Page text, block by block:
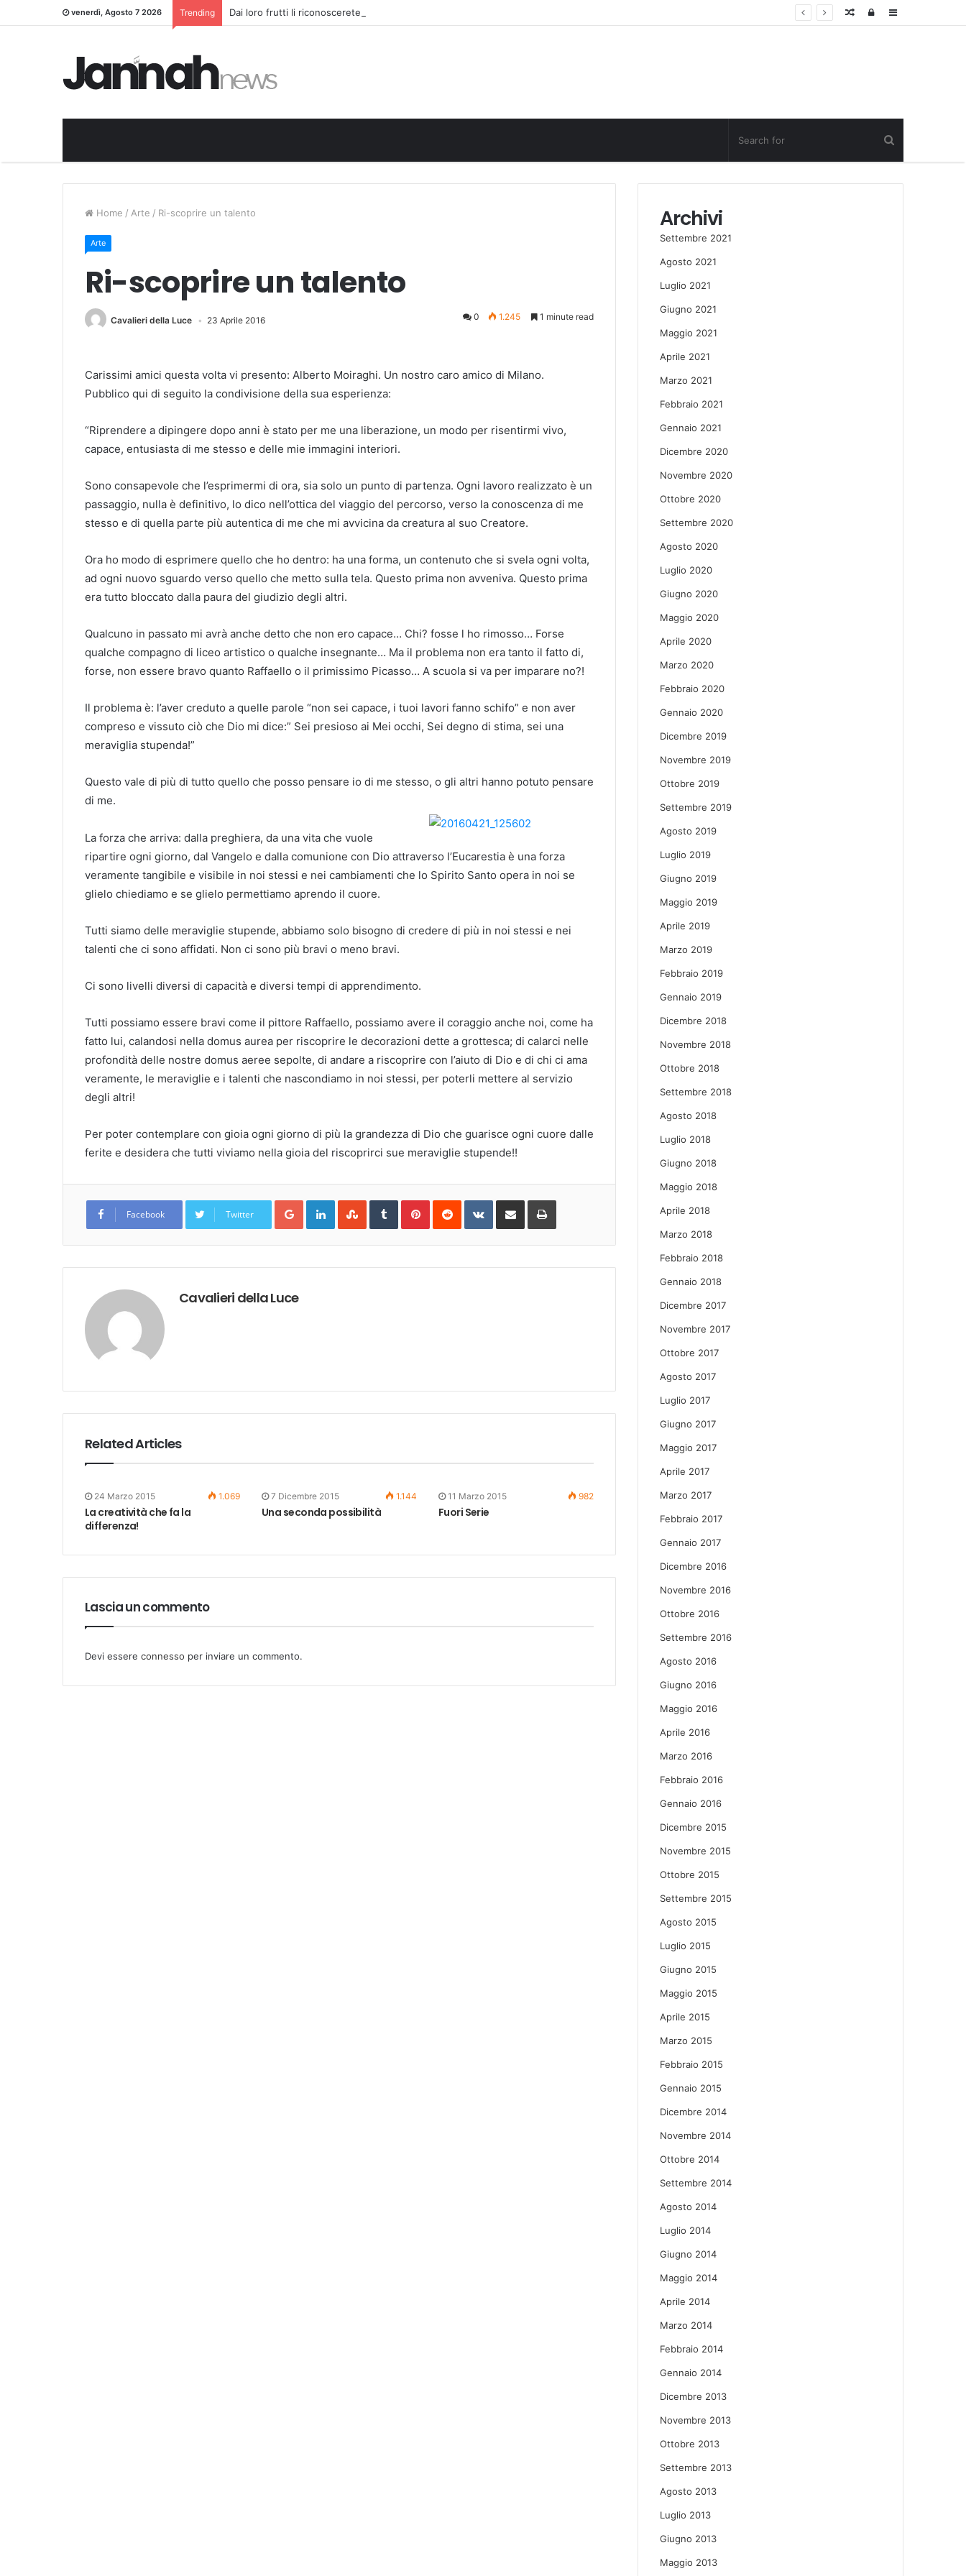
venerdì, Agosto 7 2026 Trending Dai loro frutti li riconoscerete Sidebar
Log
Random
Home / Arte / Ri-scoprire un talento
Arte
Ri-scoprire un talento
Cavalieri della Luce 23 Aprile 2016 0 1.245 1 minute read
Carissimi amici questa volta vi presento: Alberto Moiraghi. Un nostro caro amico di Milano.
Pubblico qui di seguito la condivisione della sua esperienza:
“Riprendere a dipingere dopo anni è stato per me una liberazione, un modo per risentirmi vivo,
capace, entusiasta di me stesso e delle mie immagini interiori.
Sono consapevole che l’esprimermi di ora, sia solo un punto di partenza. Ogni lavoro realizzato è un
passaggio, nulla è definitivo, lo dico nell’ottica del viaggio del percorso, verso la conoscenza di me
stesso e di quella parte più autentica di me che mi avvicina da creatura al suo Creatore.
Ora ho modo di esprimere quello che ho dentro: ha una forma, un contenuto che si svela ogni volta,
ad ogni nuovo sguardo verso quello che metto sulla tela. Questo prima non avveniva. Questo prima
era tutto bloccato dalla paura del giudizio degli altri.
Qualcuno in passato mi avrà anche detto che non ero capace… Chi? fosse l ho rimosso… Forse
qualche compagno di liceo artistico o qualche insegnante… Ma il problema non era tanto il fatto di,
forse, non essere bravo quanto Raffaello o il primissimo Picasso… A scuola si va per imparare no?!
Il problema è: l’aver creduto a quelle parole “non sei capace, i tuoi lavori fanno schifo” e non aver
compreso e vissuto ciò che Dio mi dice:” Sei presioso ai Mei occhi, Sei degno di stima, sei una
meraviglia stupenda!”
Questo vale di più di tutto quello che posso pensare io di me stesso, o gli altri hanno potuto pensare
di me.
La forza che arriva: dalla preghiera, da una vita che vuole
ripartire ogni giorno, dal Vangelo e dalla comunione con Dio attraverso l’Eucarestia è una forza
veramente tangibile e visibile in noi stessi e nei cambiamenti che lo Spirito Santo opera in noi se
glielo chiediamo e se glielo permettiamo aprendo il cuore.
Tutti siamo delle meraviglie stupende, abbiamo solo bisogno di credere di più in noi stessi e nei
talenti che ci sono affidati. Non ci sono più bravi o meno bravi.
Ci sono livelli diversi di capacità e diversi tempi di apprendimento.
Tutti possiamo essere bravi come il pittore Raffaello, possiamo avere il coraggio anche noi, come ha
fatto lui, calandosi nella domus aurea per riscoprire le decorazioni dette a grottesca; di calarci nelle
profondità delle nostre domus aeree sepolte, di andare a riscoprire con l’aiuto di Dio e di chi ci ama
veramente, le meraviglie e i talenti che nascondiamo in noi stessi, per poterli mettere al servizio
degli altri!
Per poter contemplare con gioia ogni giorno di più la grandezza di Dio che guarisce ogni cuore dalle
ferite e desidera che tutti viviamo nella gioia del riscoprirci sue meraviglie stupende!!
Facebook Twitter
Google+LinkedInStumbleUpon
TumblrPinterestReddit VKontakteShare
Email
Print
Cavalieri della Luce
Related Articles
24 Marzo 2015 1.069
La creatività che fa la
differenza!
7 Dicembre 2015 1.144
Una seconda possibilità
11 Marzo 2015 982
Fuori Serie
Lascia un commento
Devi essere connesso per inviare un commento.
Archivi
Settembre 2021
Agosto 2021
Luglio 2021
Giugno 2021
Maggio 2021
Aprile 2021
Marzo 2021
Febbraio 2021
Gennaio 2021
Dicembre 2020
Novembre 2020
Ottobre 2020
Settembre 2020
Agosto 2020
Luglio 2020
Giugno 2020
Maggio 2020
Aprile 2020
Marzo 2020
Febbraio 2020
Gennaio 2020
Dicembre 2019
Novembre 2019
Ottobre 2019
Settembre 2019
Agosto 2019
Luglio 2019
Giugno 2019
Maggio 2019
Aprile 2019
Marzo 2019
Febbraio 2019
Gennaio 2019
Dicembre 2018
Novembre 2018
Ottobre 2018
Settembre 2018
Agosto 2018
Luglio 2018
Giugno 2018
Maggio 2018
Aprile 2018
Marzo 2018
Febbraio 2018
Gennaio 2018
Dicembre 2017
Novembre 2017
Ottobre 2017
Agosto 2017
Luglio 2017
Giugno 2017
Maggio 2017
Aprile 2017
Marzo 2017
Febbraio 2017
Gennaio 2017
Dicembre 2016
Novembre 2016
Ottobre 2016
Settembre 2016
Agosto 2016
Giugno 2016
Maggio 2016
Aprile 2016
Marzo 2016
Febbraio 2016
Gennaio 2016
Dicembre 2015
Novembre 2015
Ottobre 2015
Settembre 2015
Agosto 2015
Luglio 2015
Giugno 2015
Maggio 2015
Aprile 2015
Marzo 2015
Febbraio 2015
Gennaio 2015
Dicembre 2014
Novembre 2014
Ottobre 2014
Settembre 2014
Agosto 2014
Luglio 2014
Giugno 2014
Maggio 2014
Aprile 2014
Marzo 2014
Febbraio 2014
Gennaio 2014
Dicembre 2013
Novembre 2013
Ottobre 2013
Settembre 2013
Agosto 2013
Luglio 2013
Giugno 2013
Maggio 2013